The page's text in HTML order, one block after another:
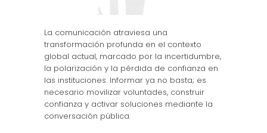
La comunicación atraviesa una
transformación profunda en el contexto
global actual, marcado por la incertidumbre,
la polarización y la pérdida de confianza en
las instituciones. Informar ya no basta; es
necesario movilizar voluntades, construir
confianza y activar soluciones mediante la
conversación pública.